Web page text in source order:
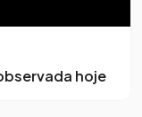
hoje